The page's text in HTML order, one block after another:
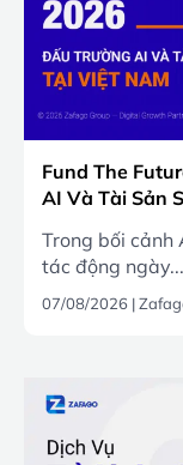
Fund The
AI Và Tài Sản
Trong bối cảnh
tác động
07/08/2026 |